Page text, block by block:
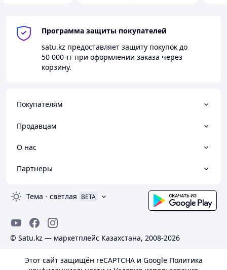
Программа защиты покупателей
satu.kz предоставляет защиту покупок до
50 000 тг при оформлении заказа через
корзину.
Покупателям
Продавцам
О нас
Партнеры
Тема - светлая BETA
© Satu.kz — маркетплейс Казахстана, 2008-2026
Этот сайт защищён reCAPTCHA и Google Политика